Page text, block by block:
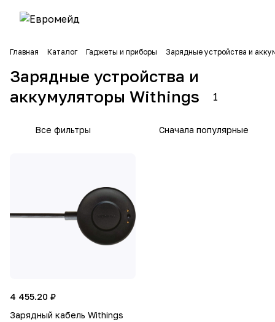
Главная Каталог Гаджеты и приборы Зарядные устройства и
Зарядные устройства и
аккумуляторы Withings
1
Все фильтры Сначала популярные
4 455.20 ₽
Зарядный кабель Withings